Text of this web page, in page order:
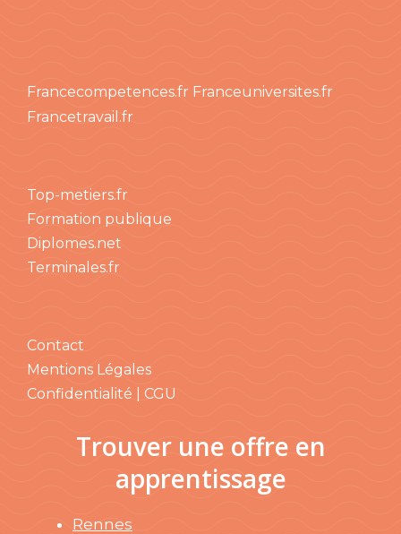
Francecompetences.fr Franceuniversites.fr
Francetravail.fr
Top-metiers.fr
Formation publique
Diplomes.net
Terminales.fr
Contact
Mentions Légales
Confidentialité | CGU
Trouver une offre en
apprentissage
Rennes